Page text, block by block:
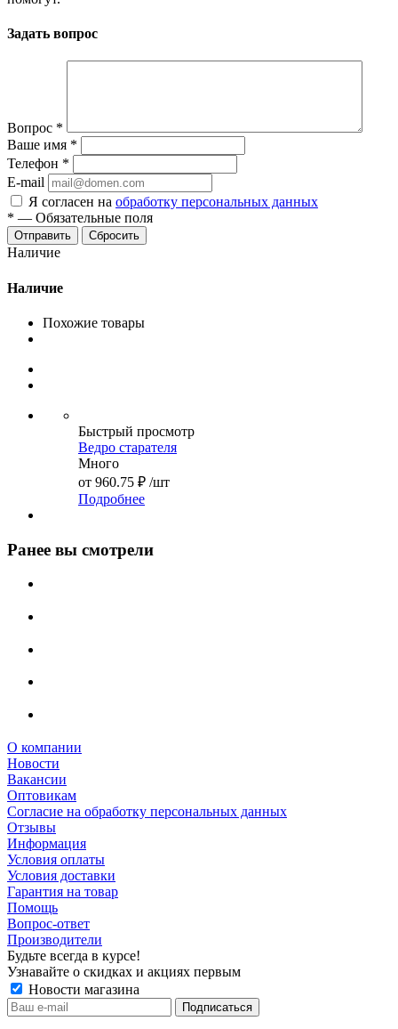
Задать вопрос
Вопрос *
Ваше имя *
Телефон *
E-mail
Я согласен на обработку персональных данных
* — Обязательные поля
Сбросить
Наличие
Наличие
Похожие товары
Быстрый просмотр
Ведро cтарателя
Много
от 960.75 ₽ /шт
Подробнее
Ранее вы смотрели
О компании
Новости
Вакансии
Оптовикам
Cогласие на обработку персональных данных
Отзывы
Информация
Условия оплаты
Условия доставки
Гарантия на товар
Помощь
Вопрос-ответ
Производители
Будьте всегда в курсе!
Узнавайте о скидках и акциях первым
Новости магазина